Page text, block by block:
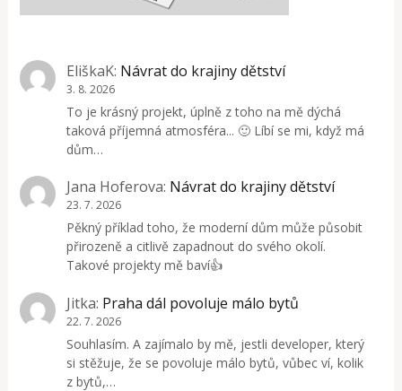
EliškaK: Návrat do krajiny dětství
3. 8. 2026
To je krásný projekt, úplně z toho na mě dýchá
taková příjemná atmosféra... 🙂 Líbí se mi, když má
dům…
Jana Hoferova: Návrat do krajiny dětství
23. 7. 2026
Pěkný příklad toho, že moderní dům může působit
přirozeně a citlivě zapadnout do svého okolí.
Takové projekty mě baví👍
Jitka: Praha dál povoluje málo bytů
22. 7. 2026
Souhlasím. A zajímalo by mě, jestli developer, který
si stěžuje, že se povoluje málo bytů, vůbec ví, kolik
z bytů,…